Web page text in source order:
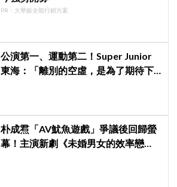
PR・大華銀全能行銷方案
公演第一、運動第二！Super Junior
東海：「離別的空虛，是為了期待下
朴成焄「AV魷魚遊戲」爭議後回歸螢
幕！主演新劇《未婚男女的效率戀